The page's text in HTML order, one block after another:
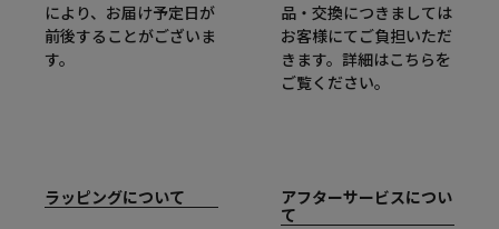
により、お届け予定日が
前後することがございま
す。
品・交換につきましては
お客様にてご負担いただ
きます。詳細はこちらを
ご覧ください。
ラッピングについて
アフターサービスについ
て